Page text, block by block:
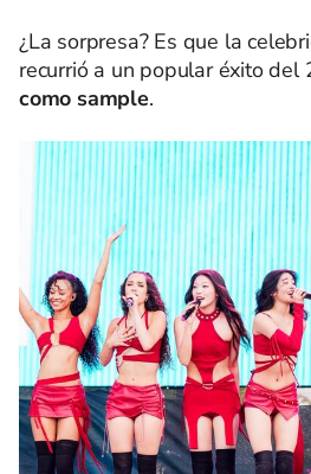
¿La sorpresa? Es que la
recurrió a un popular éxito del
como sample.